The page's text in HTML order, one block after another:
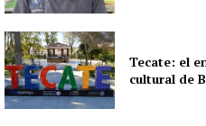
Tecate: el
cultural de